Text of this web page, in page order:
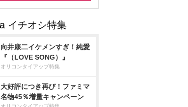
向井康二イケメンすぎ！純愛
『（LOVE SONG）』
オリコンタイアップ特集
大好評につき再び！ファミマ
名物45％増量キャンペーン